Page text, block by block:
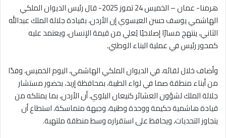
هرمنا- عمان – الخميس 24 تموز 2025- قال رئيس الديوان الملكي
الهاشمي يوسف حسن العيسوي إن الأردن، بقيادة جلالة الملك عبدالله
الثاني، ينتهج مسارًا إصلاحيًا يُعلي من قيمة الإنسان، ويعتمد عليه
كمحور رئيس في عملية البناء الوطني.
وأضاف خلال لقائه، في الديوان الملكي الهاشمي، اليوم الخميس، وفدًا
من أبناء منطقة صما في لواء الطيبة، بمحافظة إربد، بحضور مستشار
جلالة الملك لشؤون العشائر كنيعان البلوي، أن الأردن، بما يمتلكه من
قيادة هاشمية حكيمة ووحدة وطنية، وجبهة متماسكة، استطاع أن
يتجاوز التحديات، ويحافظ على استقراره وسط منطقة ملتهبة.